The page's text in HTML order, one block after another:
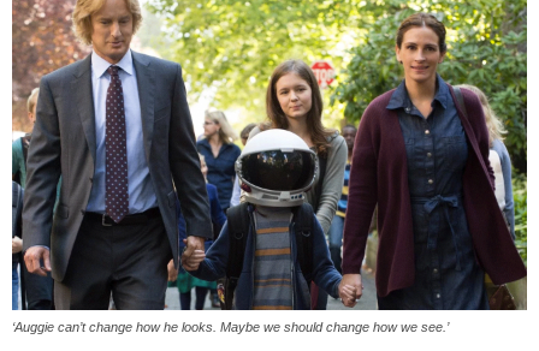
‘Auggie can’t change how he looks. Maybe we should change how we see.’